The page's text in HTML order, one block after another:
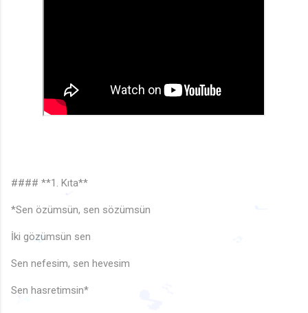
#### **1. Kıta**
*Sen özümsün, sen sözümsün
İki gözümsün sen
Sen nefesim, sen hevesim
Sen hasretimsin*
♩
♬